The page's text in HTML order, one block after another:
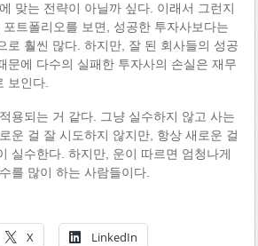
맞는 전략이 아닐까 싶다. 이래서 그런지
트폴리오를 보면, 성공한 투자사보다는
로 훨씬 많다. 하지만, 잘 된 회사들의 성공
문에 다수의 실패한 투자사의 손실은 재무
보인다.
용되는 거 같다. 그냥 실수하지 않고 사는
운 걸 잘 시도하지 않지만, 항상 새로운 걸
실수한다. 하지만, 운이 따르면 엄청나게
를 많이 하는 사람들이다.
X LinkedIn